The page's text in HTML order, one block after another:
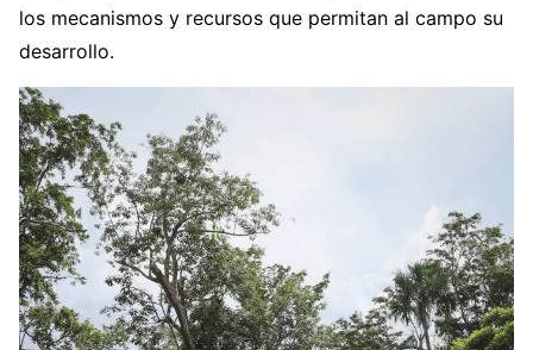
los mecanismos y recursos que permitan al campo su
desarrollo.